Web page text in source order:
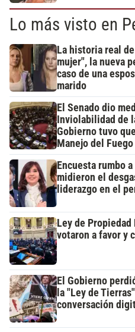
Lo más visto en
La historia real
mujer", la nueva
caso de una
marido
El Senado dio
Inviolabilidad de
Gobierno tuvo
Manejo del Fuego
Encuesta rumbo
midieron el
liderazgo en el
Ley de
votaron a favor y
El Gobierno
la "Ley de
conversación